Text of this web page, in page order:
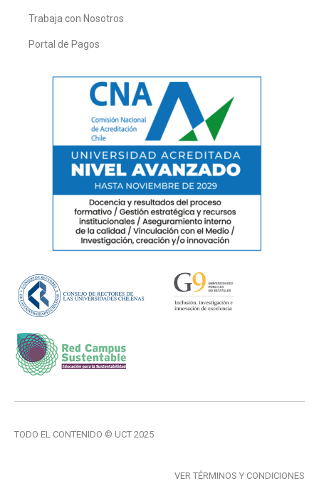
Trabaja con Nosotros
Portal de Pagos
TODO EL CONTENIDO © UCT 2025
VER TÉRMINOS Y CONDICIONES